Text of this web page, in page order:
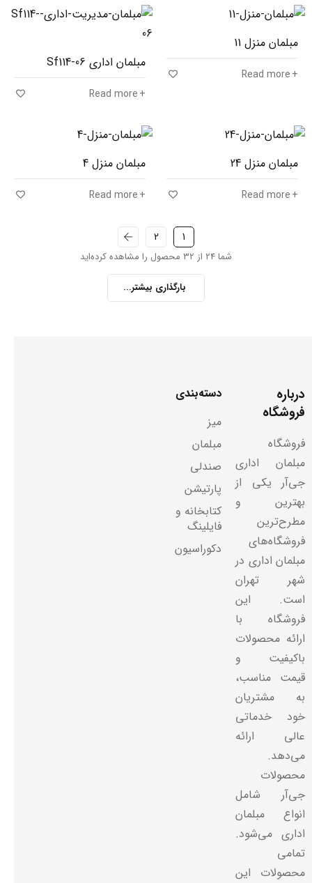
مبلمان منزل 11
Read more
مبلمان اداری Sf114-06
Read more
مبلمان منزل 24
Read more
مبلمان منزل 4
Read more
1
2
شما 24 از 32 محصول را مشاهده کرده‌اید
بارگذاری بیشتر...
درباره
فروشگاه
فروشگاه
مبلمان اداری
جی‌آر یکی از
بهترین و
مطرح‌ترین
فروشگاه‌های
مبلمان اداری در
شهر تهران
است. این
فروشگاه با
ارائه محصولات
باکیفیت و
قیمت مناسب،
به مشتریان
خود خدماتی
عالی ارائه
می‌دهد.
محصولات
جی‌آر شامل
انواع مبلمان
اداری می‌شود.
تمامی
محصولات این
دسته‌بندی
میز
مبلمان
صندلی
پارتیشن
کتابخانه و
فایلینگ
دکوراسیون